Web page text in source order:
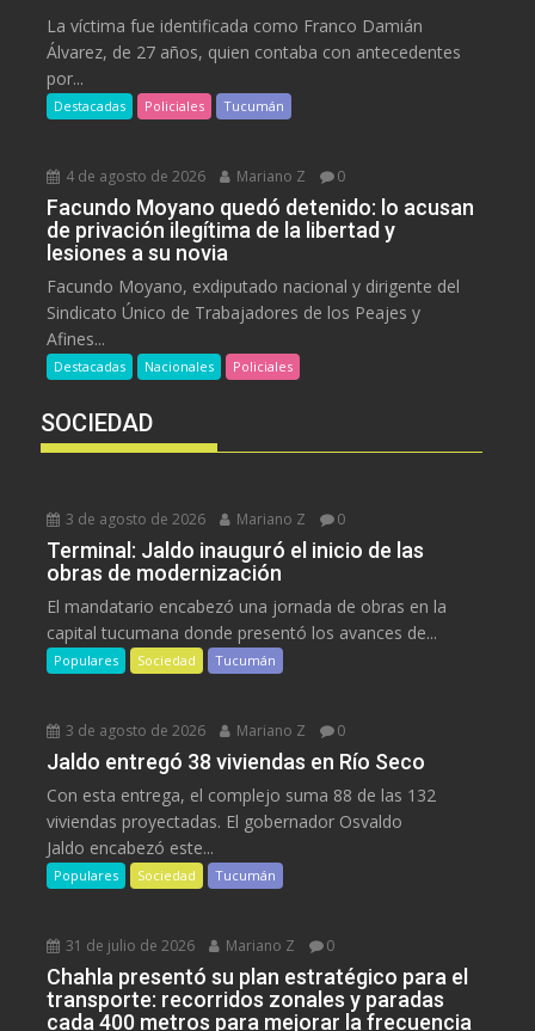
La víctima fue identificada como Franco Damián
Álvarez, de 27 años, quien contaba con antecedentes
por...
Destacadas Policiales Tucumán
4 de agosto de 2026 Mariano Z 0
Facundo Moyano quedó detenido: lo acusan
de privación ilegítima de la libertad y
lesiones a su novia
Facundo Moyano, exdiputado nacional y dirigente del
Sindicato Único de Trabajadores de los Peajes y
Afines...
Destacadas Nacionales Policiales
SOCIEDAD
3 de agosto de 2026 Mariano Z 0
Terminal: Jaldo inauguró el inicio de las
obras de modernización
El mandatario encabezó una jornada de obras en la
capital tucumana donde presentó los avances de...
Populares Sociedad Tucumán
3 de agosto de 2026 Mariano Z 0
Jaldo entregó 38 viviendas en Río Seco
Con esta entrega, el complejo suma 88 de las 132
viviendas proyectadas. El gobernador Osvaldo
Jaldo encabezó este...
Populares Sociedad Tucumán
31 de julio de 2026 Mariano Z 0
Chahla presentó su plan estratégico para el
transporte: recorridos zonales y paradas
cada 400 metros para mejorar la frecuencia